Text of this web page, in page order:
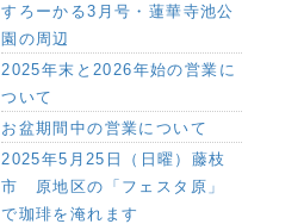
すろーかる3月号・蓮華寺池公
園の周辺
2025年末と2026年始の営業に
ついて
お盆期間中の営業について
2025年5月25日（日曜）藤枝
市 原地区の「フェスタ原」
で珈琲を淹れます